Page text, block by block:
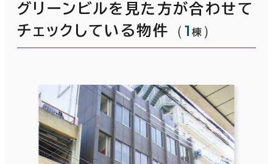
グリーンビルを見た方が合わせて
チェックしている物件
（1 棟 ）